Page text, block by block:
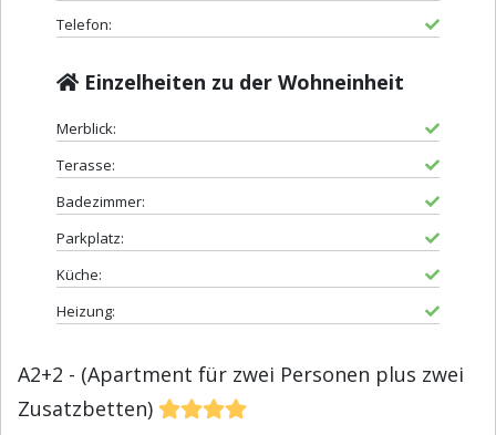
Telefon:
Einzelheiten zu der Wohneinheit
Merblick:
Terasse:
Badezimmer:
Parkplatz:
Küche:
Heizung:
A2+2 - (Apartment für zwei Personen plus zwei
Zusatzbetten)